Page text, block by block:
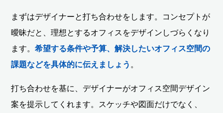
まずはデザイナーと打ち合わせをします。コンセプトが
曖昧だと、理想とするオフィスをデザインしづらくなり
ます。希望する条件や予算、解決したいオフィス空間の
課題などを具体的に伝えましょう 。
打ち合わせを基に、デザイナーがオフィス空間デザイン
案を提示してくれます。スケッチや図面だけでなく、